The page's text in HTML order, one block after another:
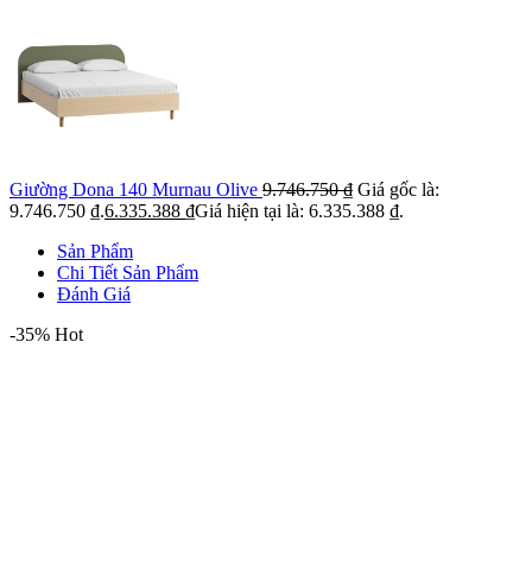
Giường Dona 140 Murnau Olive 9.746.750₫ Giá gốc là:
9.746.750 ₫.6.335.388 ₫Giá hiện tại là: 6.335.388 ₫.
Sản Phẩm
Chi Tiết Sản Phẩm
Đánh Giá
-35% Hot